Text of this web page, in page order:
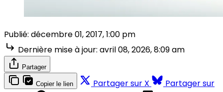
Publié: décembre 01, 2017, 1:00 pm
Dernière mise à jour: avril 08, 2026, 8:09 am
Partager
Copier le lien Partager sur X
Partager sur